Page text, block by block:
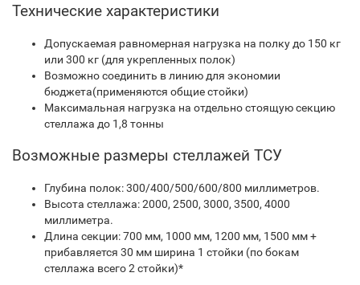
Технические характеристики
Допускаемая равномерная нагрузка на полку до 150 кг
или 300 кг (для укрепленных полок)
Возможно соединить в линию для экономии
бюджета(применяются общие стойки)
Максимальная нагрузка на отдельно стоящую секцию
стеллажа до 1,8 тонны
Возможные размеры стеллажей ТСУ
Глубина полок: 300/400/500/600/800 миллиметров.
Высота стеллажа: 2000, 2500, 3000, 3500, 4000
миллиметра.
Длина секции: 700 мм, 1000 мм, 1200 мм, 1500 мм +
прибавляется 30 мм ширина 1 стойки (по бокам
стеллажа всего 2 стойки)*